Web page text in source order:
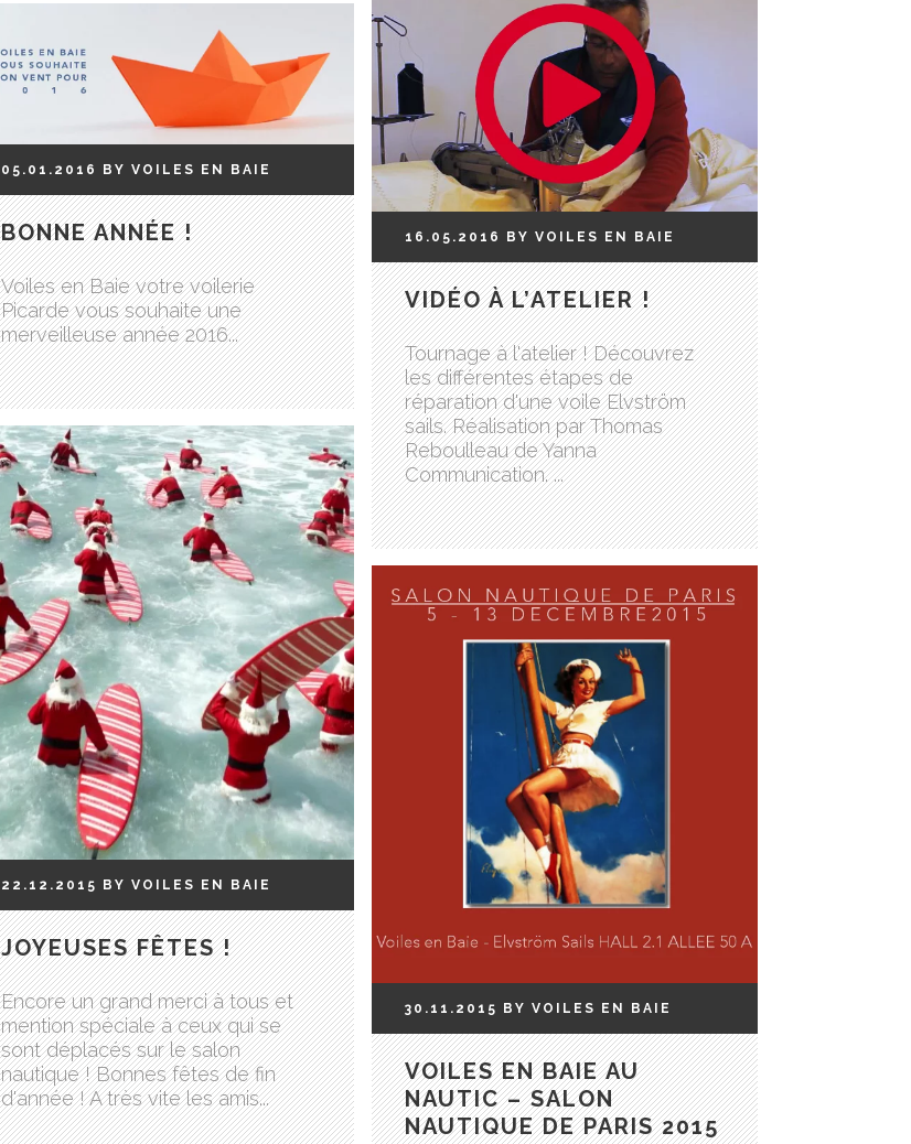
16.05.2016 BY VOILES EN BAIE
VIDÉO À L’ATELIER !
Tournage à l'atelier ! Découvrez
les différentes étapes de
réparation d'une voile Elvström
sails. Réalisation par Thomas
Reboulleau de Yanna
Communication. ...
05.01.2016 BY VOILES EN BAIE
BONNE ANNÉE !
Voiles en Baie votre voilerie
Picarde vous souhaite une
merveilleuse année 2016...
22.12.2015 BY VOILES EN BAIE
JOYEUSES FÊTES !
Encore un grand merci à tous et
mention spéciale à ceux qui se
sont déplacés sur le salon
nautique ! Bonnes fêtes de fin
d'année ! A très vite les amis...
30.11.2015 BY VOILES EN BAIE
VOILES EN BAIE AU
NAUTIC – SALON
NAUTIQUE DE PARIS 2015